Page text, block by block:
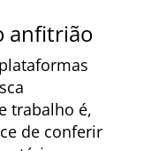
anfitrião
trabalho é,
de conferir